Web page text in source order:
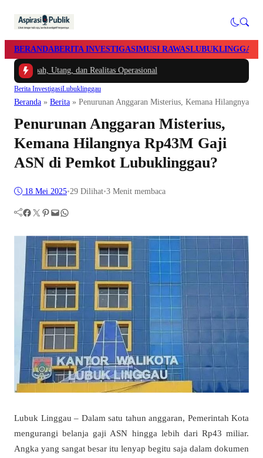
BERANDABERITA INVESTIGASIMUSI RAWASLUBUKLINGGAU
Utang, dan Realitas Operasional
Berita InvestigasiLubuklinggau
Beranda » Berita » Penurunan Anggaran Misterius, Kemana Hilangnya
Penurunan Anggaran Misterius,
Kemana Hilangnya Rp43M Gaji
ASN di Pemkot Lubuklinggau?
18 Mei 2025•29 Dilihat•3 Menit membaca
Facebook Twitter Pinterest Mail WhatsApp
Lubuk Linggau – Dalam satu tahun anggaran, Pemerintah Kota
mengurangi belanja gaji ASN hingga lebih dari Rp43 miliar.
Angka yang sangat besar itu lenyap begitu saja dalam dokumen